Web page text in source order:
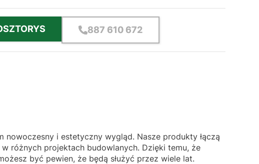
887 610 672
i estetyczny wygląd. Nasze produkty łączą
różnych projektach budowlanych. Dzięki temu, że
być pewien, że będą służyć przez wiele lat.